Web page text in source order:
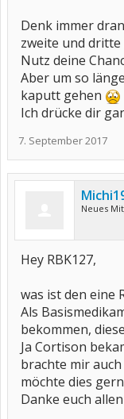
Denk immer
zweite und dritte
Nutz deine
Aber um so
kaputt gehen
Ich drücke dir
7. September 2017
Neues
Hey RBK127,
was ist den eine
Als
bekommen,
Ja Cortison
brachte mir
möchte dies
Danke euch